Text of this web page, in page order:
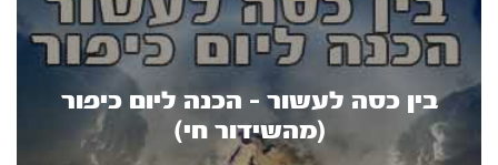
בין כסה לעשור - הכנה ליום כיפור
(מהשידור חי)